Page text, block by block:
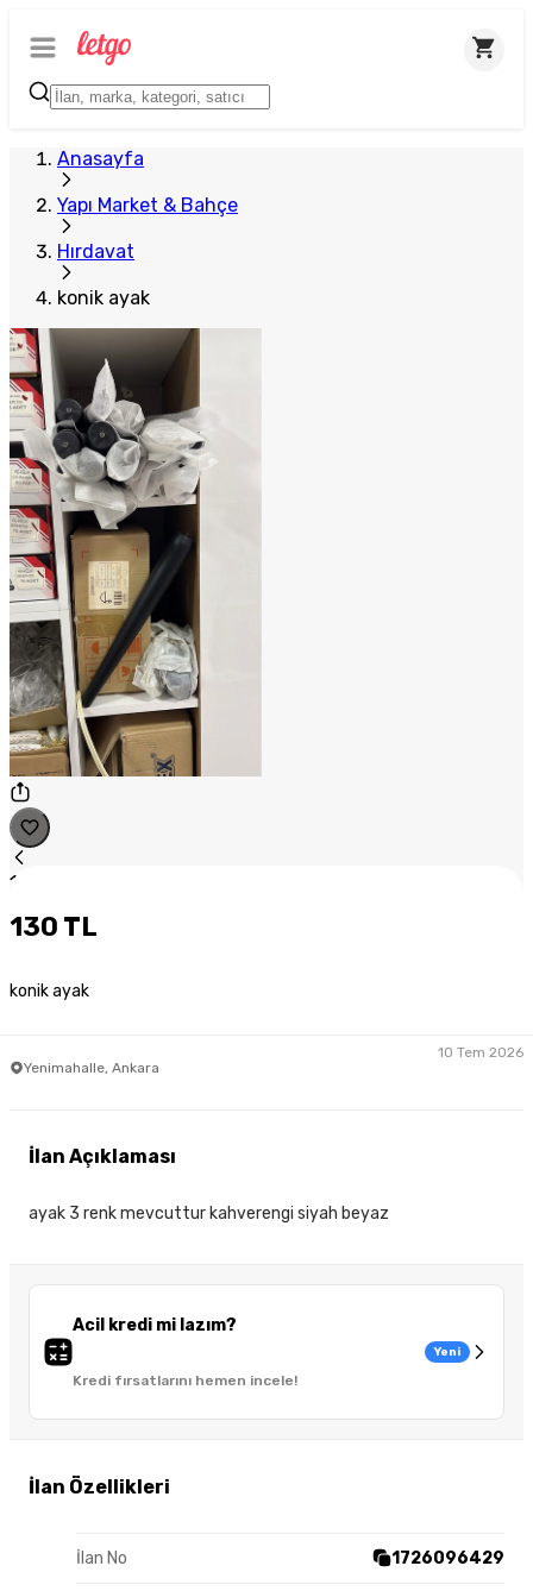
Anasayfa
Yapı Market & Bahçe
Hırdavat
konik ayak
1
130 TL
konik ayak
Yenimahalle, Ankara
10 Tem 2026
Acil kredi mi lazım?
Kredi fırsatlarını hemen incele!
Yeni
İlan Özellikleri
İlan No 1726096429
İlan Açıklaması
ayak 3 renk mevcuttur kahverengi siyah beyaz